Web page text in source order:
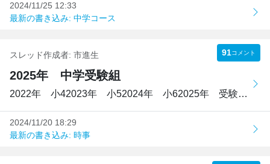
2024/11/25 12:33
最新の書き込み: 中学コース
スレッド作成者: 市進生 91コメント
2025年 中学受験組
2022年 小42023年 小52024年 小62025年 受験同級生の方と...
2024/11/20 18:29
最新の書き込み: 時事